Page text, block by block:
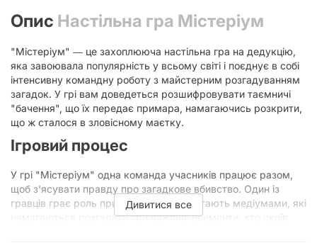
Опис Настільна гра Містеріум
"Містеріум" — це захоплююча настільна гра на дедукцію,
яка завоювала популярність у всьому світі і поєднує в собі
інтенсивну командну роботу з майстерним розгадуванням
загадок. У грі вам доведеться розшифровувати таємничі
"бачення", що їх передає примара, намагаючись розкрити,
що ж сталося в зловісному маєтку.
Ігровий процес
У грі "Містеріум" одна команда учасників працює разом,
щоб з'ясувати правду про загадкове вбивство. Один із
гравців грає роль примари, а всі інші стають медіумами, які
намагаються розгадати три важливі елементи: хто скоїв
Дивитися все